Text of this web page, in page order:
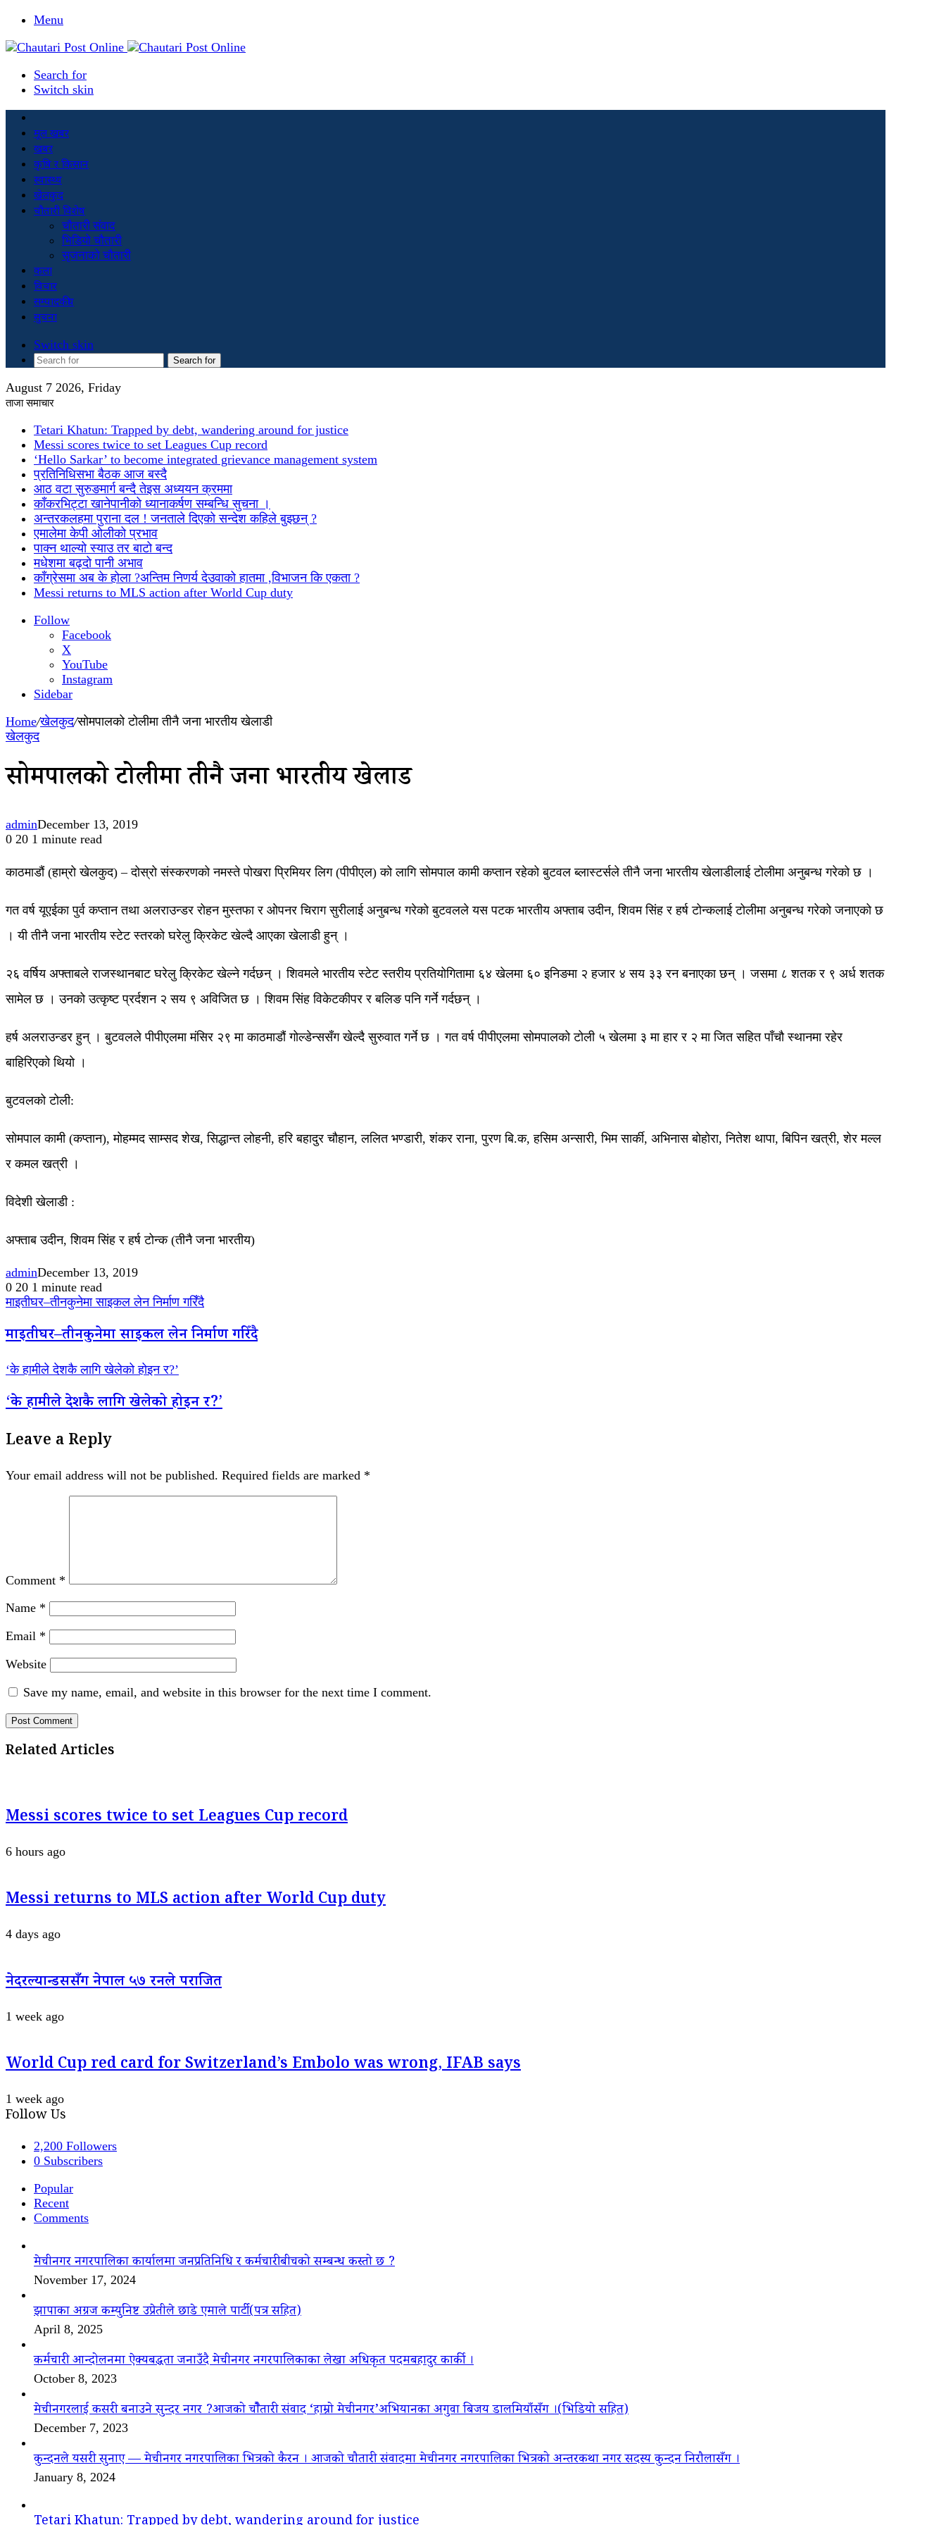
Menu
Search for
Switch skin
मूल खबर
खबर
कृषि र किसान
स्वास्थ्य
खेलकुद
चौतारी विशेष
चौतारी संवाद
भिडियो चौतारी
सृजनाको चौतारी
कला
विचार
सम्पादकीय
सुचना
Switch skin
Search for
August 7 2026, Friday
ताजा समाचार
Tetari Khatun: Trapped by debt, wandering around for justice
Messi scores twice to set Leagues Cup record
‘Hello Sarkar’ to become integrated grievance management system
प्रतिनिधिसभा बैठक आज बस्दै
आठ वटा सुरुङमार्ग बन्दै तेइस अध्ययन क्रममा
काँकरभिट्टा खानेपानीको ध्यानाकर्षण सम्बन्धि सुचना ।
अन्तरकलहमा पुराना दल ! जनताले दिएको सन्देश कहिले बुझ्छन् ?
एमालेमा केपी ओलीको प्रभाव
पाक्न थाल्यो स्याउ तर बाटो बन्द
मधेशमा बढ्दो पानी अभाव
काँग्रेसमा अब के होला ?अन्तिम निणर्य देउवाको हातमा ,विभाजन कि एकता ?
Messi returns to MLS action after World Cup duty
Follow
Facebook
X
YouTube
Instagram
Sidebar
Home/खेलकुद/सोमपालको टोलीमा तीनै जना भारतीय खेलाडी
खेलकुद
सोमपालको टोलीमा तीनै जना भारतीय खेलाडी
adminDecember 13, 2019
0 20 1 minute read
काठमाडौं (हाम्रो खेलकुद) – दोस्रो संस्करणको नमस्ते पोखरा प्रिमियर लिग (पीपीएल) को लागि सोमपाल कामी कप्तान रहेको बुटवल ब्लास्टर्सले तीनै जना भारतीय खेलाडीलाई टोलीमा अनुबन्ध गरेको छ ।
गत वर्ष यूएईका पुर्व कप्तान तथा अलराउन्डर रोहन मुस्तफा र ओपनर चिराग सुरीलाई अनुबन्ध गरेको बुटवलले यस पटक भारतीय अफ्ताब उदीन, शिवम सिंह र हर्ष टोन्कलाई टोलीमा अनुबन्ध गरेको जनाएको छ
। यी तीनै जना भारतीय स्टेट स्तरको घरेलु क्रिकेट खेल्दै आएका खेलाडी हुन् ।
२६ वर्षिय अफ्ताबले राजस्थानबाट घरेलु क्रिकेट खेल्ने गर्दछन् । शिवमले भारतीय स्टेट स्तरीय प्रतियोगितामा ६४ खेलमा ६० इनिङमा २ हजार ४ सय ३३ रन बनाएका छन् । जसमा ८ शतक र ९ अर्ध शतक
सामेल छ । उनको उत्कृष्ट प्रर्दशन २ सय ९ अविजित छ । शिवम सिंह विकेटकीपर र बलिङ पनि गर्ने गर्दछन् ।
हर्ष अलराउन्डर हुन् । बुटवलले पीपीएलमा मंसिर २९ मा काठमाडौं गोल्डेन्ससँग खेल्दै सुरुवात गर्ने छ । गत वर्ष पीपीएलमा सोमपालको टोली ५ खेलमा ३ मा हार र २ मा जित सहित पाँचौ स्थानमा रहेर
बाहिरिएको थियो ।
बुटवलको टोली:
सोमपाल कामी (कप्तान), मोहम्मद साम्सद शेख, सिद्धान्त लोहनी, हरि बहादुर चौहान, ललित भण्डारी, शंकर राना, पुरण बि.क, हसिम अन्सारी, भिम सार्की, अभिनास बोहोरा, नितेश थापा, बिपिन खत्री, शेर मल्ल
र कमल खत्री ।
विदेशी खेलाडी :
अफ्ताब उदीन, शिवम सिंह र हर्ष टोन्क (तीनै जना भारतीय)
adminDecember 13, 2019
0 20 1 minute read
माइतीघर–तीनकुनेमा साइकल लेन निर्माण गरिँदै
माइतीघर–तीनकुनेमा साइकल लेन निर्माण गरिँदै
‘के हामीले देशकै लागि खेलेको होइन र?’
‘के हामीले देशकै लागि खेलेको होइन र?’
Leave a Reply
Your email address will not be published. Required fields are marked *
Comment *
Name *
Email *
Website
Save my name, email, and website in this browser for the next time I comment.
Related Articles
Messi scores twice to set Leagues Cup record
6 hours ago
Messi returns to MLS action after World Cup duty
4 days ago
नेदरल्यान्डससँग नेपाल ५७ रनले पराजित
1 week ago
World Cup red card for Switzerland’s Embolo was wrong, IFAB says
1 week ago
Follow Us
2,200 Followers
0 Subscribers
Popular
Recent
Comments
मेचीनगर नगरपालिका कार्यालमा जनप्रतिनिधि र कर्मचारीबीचको सम्बन्ध कस्तो छ ?
November 17, 2024
झापाका अग्रज कम्युनिष्ट उप्रेतीले छाडे एमाले पार्टी(पत्र सहित)
April 8, 2025
कर्मचारी आन्दोलनमा ऐक्यबद्धता जनाउँदै मेचीनगर नगरपालिकाका लेखा अधिकृत पदमबहादुर कार्की ।
October 8, 2023
मेचीनगरलाई कसरी बनाउने सुन्दर नगर ?आजको चौैतारी संवाद ‘हाम्रो मेचीनगर’अभियानका अगुवा बिजय डालमियाँसँग ।(भिडियो सहित)
December 7, 2023
कुन्दनले यसरी सुनाए — मेचीनगर नगरपालिका भित्रको कैरन । आजको चौतारी संवादमा मेचीनगर नगरपालिका भित्रको अन्तरकथा नगर सदस्य कुन्दन निरौलासँग ।
January 8, 2024